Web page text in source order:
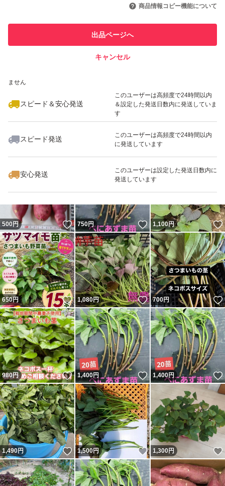
引を完了させた実績があります
での取引実績があります
ません
スピード＆安心発送
このユーザーは高頻度で24時間以内
＆設定した発送日数内に発送していま
す
スピード発送
このユーザーは高頻度で24時間以内
に発送しています
安心発送
このユーザーは設定した発送日数内に
発送しています
商品情報コピー機能について
出品ページへ
キャンセル
いいね！
650
500円 いいね！
750円 いいね！
1,100円
650円 いいね！
1,080円 いいね！
700円
980円 いいね！
1,400円 いいね！
1,400円
1,490円 いいね！
1,500円 いいね！
1,300円